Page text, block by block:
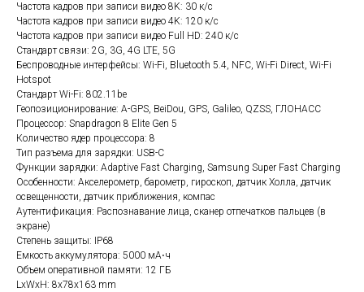
Частота кадров при записи видео 8K: 30 к/c
Частота кадров при записи видео 4K: 120 к/c
Частота кадров при записи видео Full HD: 240 к/c
Стандарт связи: 2G, 3G, 4G LTE, 5G
Беспроводные интерфейсы: Wi-Fi, Bluetooth 5.4, NFC, Wi-Fi Direct, Wi-Fi
Hotspot
Стандарт Wi-Fi: 802.11be
Геопозиционирование: A-GPS, BeiDou, GPS, Galileo, QZSS, ГЛОНАСС
Процессор: Snapdragon 8 Elite Gen 5
Количество ядер процессора: 8
Тип разъема для зарядки: USB-C
Функции зарядки: Adaptive Fast Charging, Samsung Super Fast Charging
Особенности: Акселерометр, барометр, гироскоп, датчик Холла, датчик
освещенности, датчик приближения, компас
Аутентификация: Распознавание лица, сканер отпечатков пальцев (в
экране)
Степень защиты: IP68
Емкость аккумулятора: 5000 мА⋅ч
Объем оперативной памяти: 12 ГБ
LxWxH: 8x78x163 mm